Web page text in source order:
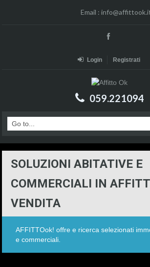
Email :
Login Registrati
059.221094
SOLUZIONI ABITATIVE E
COMMERCIALI IN
VENDITA
AFFITTOok! offre e ricerca selezionati
e commerciali.